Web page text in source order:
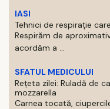
IASI
Tehnici de respirație
Respirăm de
acordăm a ...
SFATUL MEDICULUI
Rețeta zilei: Ruladă de
mozzarella
Carnea tocată,